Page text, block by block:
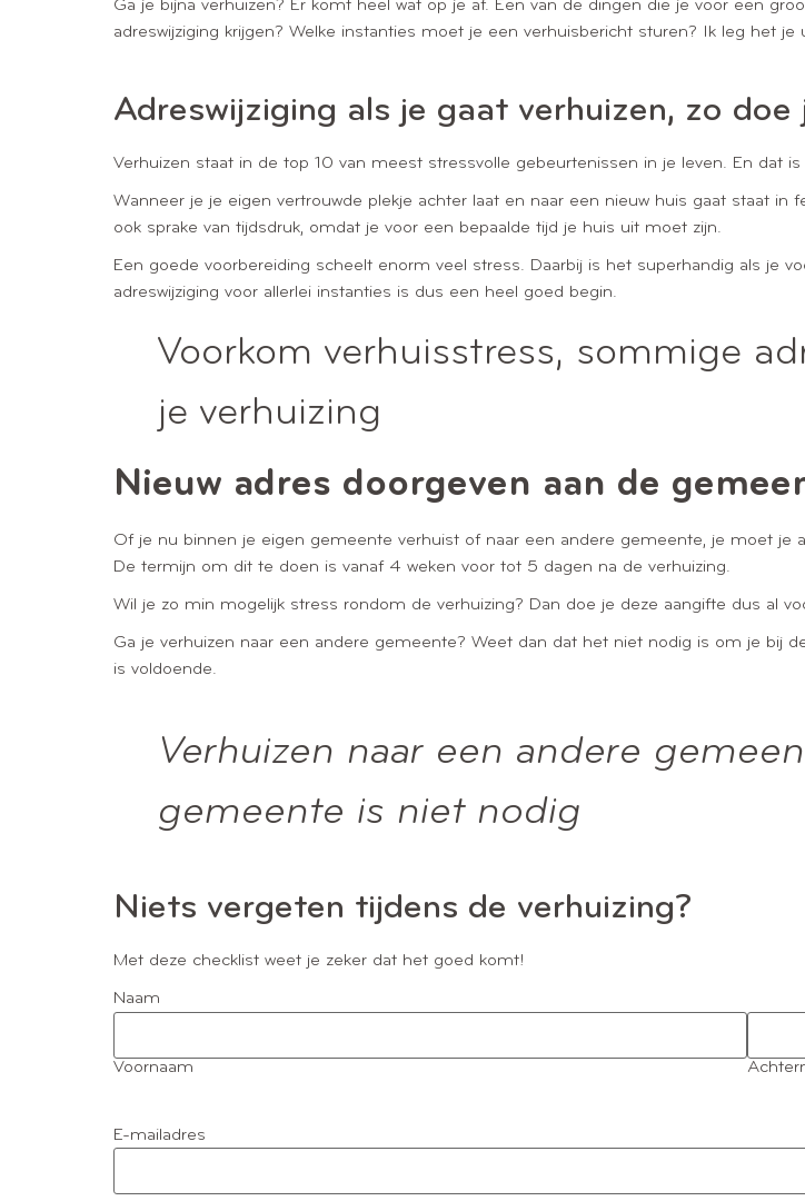
Ga je bijna verhuizen? Er komt heel wat op je af. Een van de dingen die je voor een
adreswijziging krijgen? Welke instanties moet je een verhuisbericht sturen? Ik leg het je
Adreswijziging als je gaat verhuizen, zo doe
Verhuizen staat in de top 10 van meest stressvolle gebeurtenissen in je leven. En dat is
Wanneer je je eigen vertrouwde plekje achter laat en naar een nieuw huis gaat staat
ook sprake van tijdsdruk, omdat je voor een bepaalde tijd je huis uit moet zijn.
Een goede voorbereiding scheelt enorm veel stress. Daarbij is het superhandig als je
adreswijziging voor allerlei instanties is dus een heel goed begin.
Voorkom verhuisstress, sommige
je verhuizing
Nieuw adres doorgeven aan de
Of je nu binnen je eigen gemeente verhuist of naar een andere gemeente, je moet je
De termijn om dit te doen is vanaf 4 weken voor tot 5 dagen na de verhuizing.
Wil je zo min mogelijk stress rondom de verhuizing? Dan doe je deze aangifte dus al
Ga je verhuizen naar een andere gemeente? Weet dan dat het niet nodig is om je bij
is voldoende.
Verhuizen naar een andere
gemeente is niet nodig
Niets vergeten tijdens de verhuizing?
Met deze checklist weet je zeker dat het goed komt!
Naam
Voornaam
E-mailadres